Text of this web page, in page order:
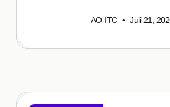
AO-ITC Juli 21,